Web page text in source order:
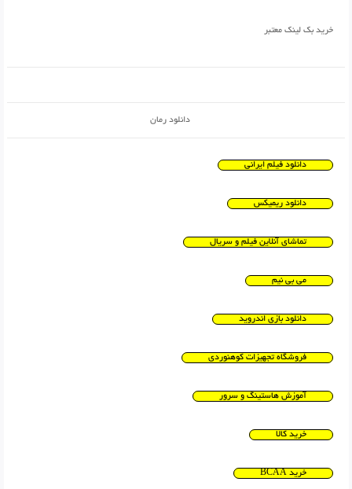
خرید بک لینک معتبر
دانلود رمان
دانلود فیلم ایرانی
دانلود ریمیکس
تماشای آنلاین فیلم و سریال
می بی نیم
دانلود بازی اندروید
فروشگاه تجهیزات کوهنوردی
آموزش هاستینگ و سرور
خرید کالا
خرید BCAA